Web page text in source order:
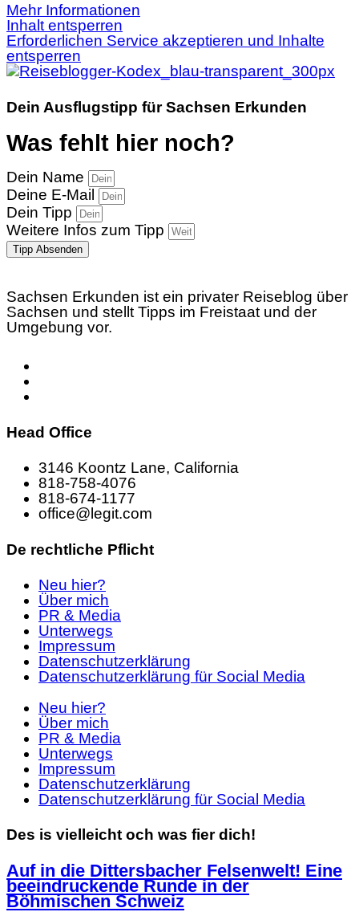
Mehr Informationen
Inhalt entsperren
Erforderlichen Service akzeptieren und Inhalte
entsperren
Dein Ausflugstipp für Sachsen Erkunden
Was fehlt hier noch?
Dein Name
Deine E-Mail
Dein Tipp
Weitere Infos zum Tipp
Tipp Absenden
Sachsen Erkunden ist ein privater Reiseblog über
Sachsen und stellt Tipps im Freistaat und der
Umgebung vor.
Head Office
3146 Koontz Lane, California
818-758-4076
818-674-1177
office@legit.com
De rechtliche Pflicht
Neu hier?
Über mich
PR & Media
Unterwegs
Impressum
Datenschutzerklärung
Datenschutzerklärung für Social Media
Neu hier?
Über mich
PR & Media
Unterwegs
Impressum
Datenschutzerklärung
Datenschutzerklärung für Social Media
Des is vielleicht och was fier dich!
Auf in die Dittersbacher Felsenwelt! Eine
beeindruckende Runde in der
Böhmischen Schweiz